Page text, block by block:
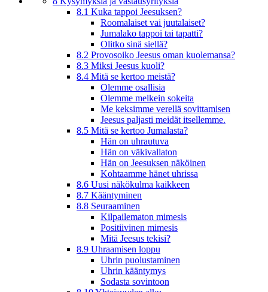
8.1 Kuka tappoi Jeesuksen?
Roomalaiset vai juutalaiset?
Jumalako tappoi tai tapatti?
Olitko sinä siellä?
8.2 Provosoiko Jeesus oman kuolemansa?
8.3 Miksi Jeesus kuoli?
8.4 Mitä se kertoo meistä?
Olemme osallisia
Olemme melkein sokeita
Me keksimme verellä sovittamisen
Jeesus paljasti meidät itsellemme.
8.5 Mitä se kertoo Jumalasta?
Hän on uhrautuva
Hän on väkivallaton
Hän on Jeesuksen näköinen
Kohtaamme hänet uhrissa
8.6 Uusi näkökulma kaikkeen
8.7 Kääntyminen
8.8 Seuraaminen
Kilpailematon mimesis
Positiivinen mimesis
Mitä Jeesus tekisi?
8.9 Uhraamisen loppu
Uhrin puolustaminen
Uhrin kääntymys
Sodasta sovintoon